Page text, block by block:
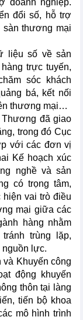
đổi số, hỗ trợ
sàn thương mại
liệu số về sản
trực tuyến,
sóc khách
bá, kết nối
thương mại…
đã giao
trong đó Cục
với các đơn vị
Kế hoạch xúc
nghề và sản
có trọng tâm,
vai trò điều
mại giữa các
hàng nhằm
trùng lặp,
nguồn lực.
Khuyến công
động khuyến
thôn tại làng
tiến bộ khoa
mô hình trình